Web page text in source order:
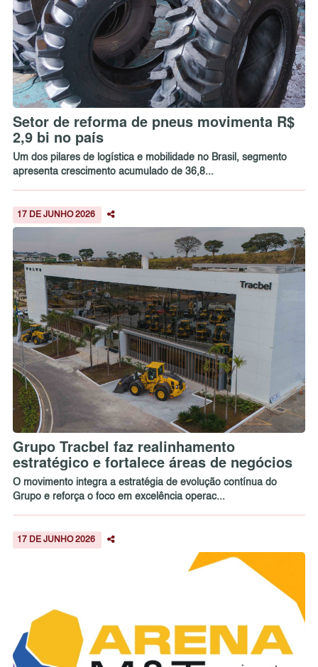
Setor de reforma de pneus movimenta R$
2,9 bi no país
Um dos pilares de logística e mobilidade no Brasil, segmento
apresenta crescimento acumulado de 36,8...
17 DE JUNHO 2026
Grupo Tracbel faz realinhamento
estratégico e fortalece áreas de negócios
O movimento integra a estratégia de evolução contínua do
Grupo e reforça o foco em excelência operac...
17 DE JUNHO 2026